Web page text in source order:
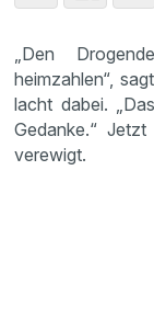
„Den
heimzahlen“,
lacht dabei.
Gedanke.“
verewigt.